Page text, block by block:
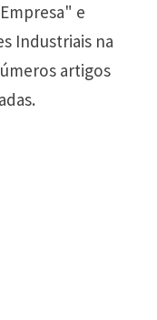
e
Industriais na
artigos